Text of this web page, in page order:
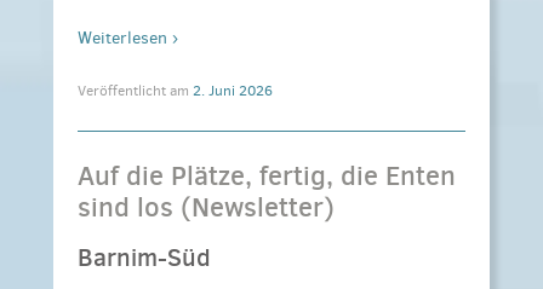
Weiterlesen ›
Veröffentlicht am 2. Juni 2026
Auf die Plätze, fertig, die Enten
sind los (Newsletter)
Barnim-Süd